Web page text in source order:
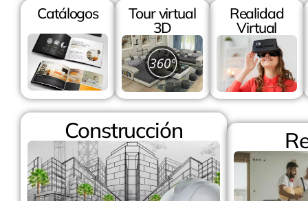
Catálogos
Tour virtual
3D
Realidad
Virtual
Construcción